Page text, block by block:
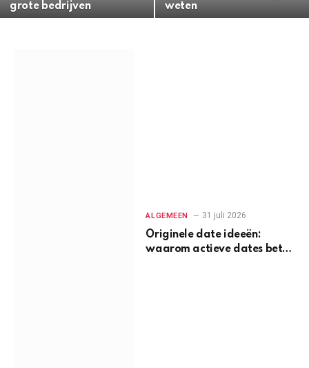
grote bedrijven
weten
ALGEMEEN 31 juli 2026
Originele date ideeën:
waarom actieve dates beter